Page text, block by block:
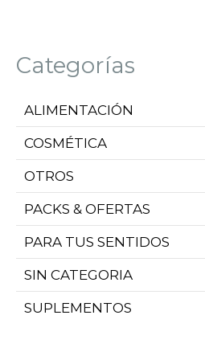
Categorías
ALIMENTACIÓN
COSMÉTICA
OTROS
PACKS & OFERTAS
PARA TUS SENTIDOS
SIN CATEGORIA
SUPLEMENTOS